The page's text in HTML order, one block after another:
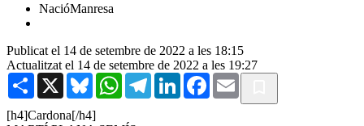
NacióManresa
Publicat el 14 de setembre de 2022 a les 18:15
Actualitzat el 14 de setembre de 2022 a les 19:27
Share X BlueskyWhatsAppTelegramLinkedInFacebook
Email
[h4]Cardona[/h4]